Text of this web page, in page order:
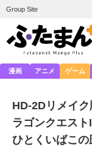
Group Site
漫画 アニメ ゲーム
HD-2Dリメイ
ラゴンクエス
ひとくいばこ